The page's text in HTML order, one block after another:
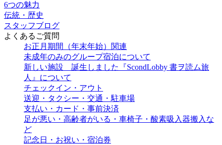
6つの魅力
伝統・歴史
スタッフブログ
よくあるご質問
お正月期間（年末年始）関連
未成年のみのグループ宿泊について
新しい施設 誕生しました『ScondLobby 書ヲ読ム旅
人』について
チェックイン・アウト
送迎・タクシー・交通・駐車場
支払い・カード・事前決済
足が悪い・高齢者がいる・車椅子・酸素吸入器搬入な
ど
記念日・お祝い・宿泊券